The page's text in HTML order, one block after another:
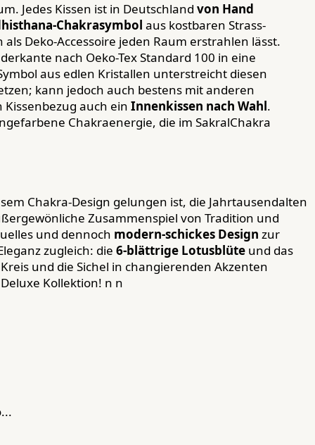
Jedes Kissen ist in Deutschland von Hand
Chakrasymbol aus kostbaren Strass-
Deko-Accessoire jeden Raum erstrahlen lässt.
nach Oeko-Tex Standard 100 in eine
aus edlen Kristallen unterstreicht diesen
kann jedoch auch bestens mit anderen
auch ein Innenkissen nach Wahl.
Chakraenergie, die im SakralChakra
Chakra-Design gelungen ist, die Jahrtausendalten
Zusammenspiel von Tradition und
und dennoch modern-schickes Design zur
zugleich: die 6-blättrige Lotusblüte und das
und die Sichel in changierenden Akzenten
Kollektion! n n